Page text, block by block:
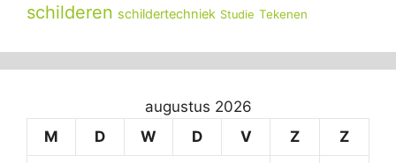
schilderen schildertechniek Studie Tekenen
augustus 2026
M
D W D V Z Z